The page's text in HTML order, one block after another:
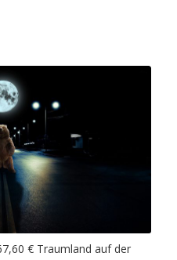
€ Traumland auf der